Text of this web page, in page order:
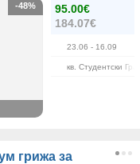
95.00€
184.07€
23.06 - 16.09
кв. Студентски
-48%
грижа за